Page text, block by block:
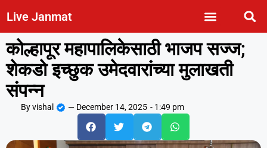
Live Janmat
कोल्हापूर महापालिकेसाठी भाजप सज्ज;
शेकडो इच्छुक उमेदवारांच्या मुलाखती
संपन्न
Byvishal — December 14, 2025 - 1:49 pm